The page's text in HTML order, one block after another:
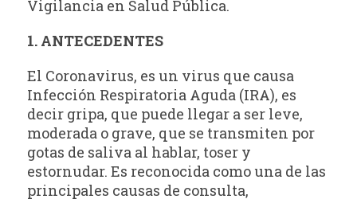
Vigilancia en Salud Pública.
1. ANTECEDENTES
El Coronavirus, es un virus que causa
Infección Respiratoria Aguda (IRA), es
decir gripa, que puede llegar a ser leve,
moderada o grave, que se transmiten por
gotas de saliva al hablar, toser y
estornudar. Es reconocida como una de las
principales causas de consulta,